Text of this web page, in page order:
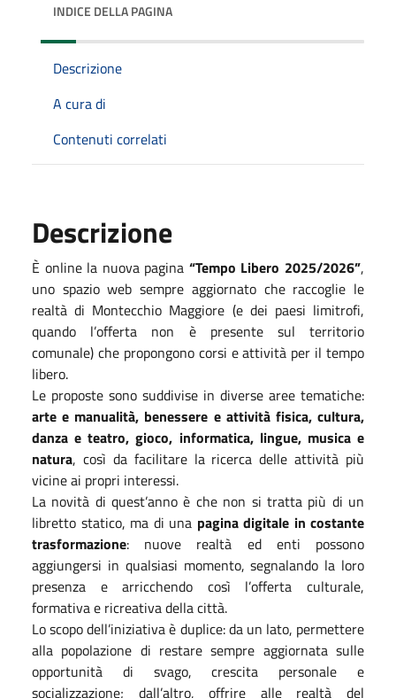
INDICE DELLA PAGINA
Descrizione
A cura di
Contenuti correlati
Descrizione
È online la nuova pagina “Tempo Libero 2025/2026”,
uno spazio web sempre aggiornato che raccoglie le
realtà di Montecchio Maggiore (e dei paesi limitrofi,
quando l’offerta non è presente sul territorio
comunale) che propongono corsi e attività per il tempo
libero.
Le proposte sono suddivise in diverse aree tematiche:
arte e manualità, benessere e attività fisica, cultura,
danza e teatro, gioco, informatica, lingue, musica e
natura, così da facilitare la ricerca delle attività più
vicine ai propri interessi.
La novità di quest’anno è che non si tratta più di un
libretto statico, ma di una pagina digitale in costante
trasformazione: nuove realtà ed enti possono
aggiungersi in qualsiasi momento, segnalando la loro
presenza e arricchendo così l’offerta culturale,
formativa e ricreativa della città.
Lo scopo dell’iniziativa è duplice: da un lato, permettere
alla popolazione di restare sempre aggiornata sulle
opportunità di svago, crescita personale e
socializzazione; dall’altro, offrire alle realtà del